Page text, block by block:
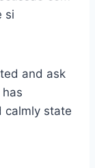
si
and ask
has
calmly state